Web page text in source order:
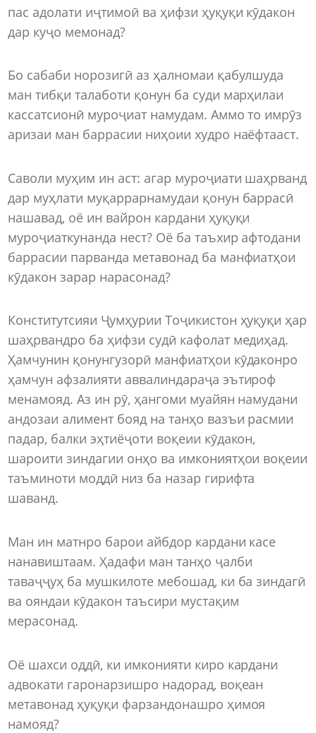
пас адолати иҷтимоӣ ва ҳифзи ҳуқуқи кӯдакон
дар куҷо мемонад?
Бо сабаби норозигӣ аз ҳалномаи қабулшуда
ман тибқи талаботи қонун ба суди марҳилаи
кассатсионӣ муроҷиат намудам. Аммо то имрӯз
аризаи ман баррасии ниҳоии худро наёфтааст.
Саволи муҳим ин аст: агар муроҷиати шаҳрванд
дар муҳлати муқаррарнамудаи қонун баррасӣ
нашавад, оё ин вайрон кардани ҳуқуқи
муроҷиаткунанда нест? Оё ба таъхир афтодани
баррасии парванда метавонад ба манфиатҳои
кӯдакон зарар нарасонад?
Конститутсияи Ҷумҳурии Тоҷикистон ҳуқуқи ҳар
шаҳрвандро ба ҳифзи судӣ кафолат медиҳад.
Ҳамчунин қонунгузорӣ манфиатҳои кӯдаконро
ҳамчун афзалияти аввалиндараҷа эътироф
менамояд. Аз ин рӯ, ҳангоми муайян намудани
андозаи алимент бояд на танҳо вазъи расмии
падар, балки эҳтиёҷоти воқеии кӯдакон,
шароити зиндагии онҳо ва имкониятҳои воқеии
таъминоти моддӣ низ ба назар гирифта
шаванд.
Ман ин матнро барои айбдор кардани касе
нанавиштаам. Ҳадафи ман танҳо ҷалби
таваҷҷуҳ ба мушкилоте мебошад, ки ба зиндагӣ
ва ояндаи кӯдакон таъсири мустақим
мерасонад.
Оё шахси оддӣ, ки имконияти киро кардани
адвокати гаронарзишро надорад, воқеан
метавонад ҳуқуқи фарзандонашро ҳимоя
намояд?